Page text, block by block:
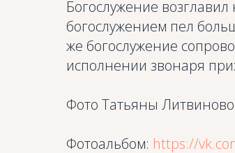
Богослужение
богослужением пел
же богослужение
исполнении звонаря
Фото Татьяны
Фотоальбом: https://